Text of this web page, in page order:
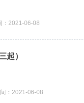
：2021-06-08
起）
：2021-06-08